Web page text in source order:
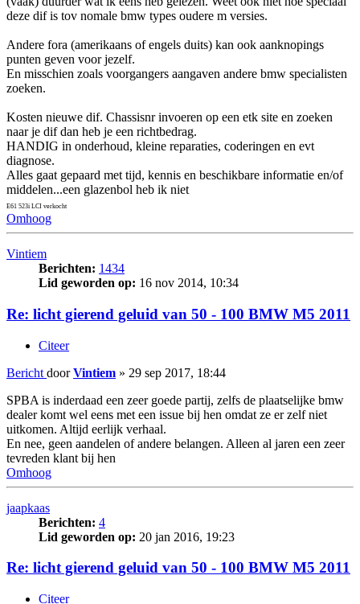
deze dif is tov nomale bmw types oudere m versies.
Andere fora (amerikaans of engels duits) kan ook aanknopings
punten geven voor jezelf.
En misschien zoals voorgangers aangaven andere bmw specialisten
zoeken.
Kosten nieuwe dif. Chassisnr invoeren op een etk site en zoeken
naar je dif dan heb je een richtbedrag.
HANDIG in onderhoud, kleine reparaties, coderingen en evt
diagnose.
Alles gaat gepaard met tijd, kennis en beschikbare informatie en/of
middelen...een glazenbol heb ik niet
E61 523i LCI verkocht
Omhoog
Vintiem
Berichten: 1434
Lid geworden op: 16 nov 2014, 10:34
Re: licht gierend geluid van 50 - 100 BMW M5 2011
Citeer
Bericht doorVintiem » 29 sep 2017, 18:44
SPBA is inderdaad een zeer goede partij, zelfs de plaatselijke bmw
dealer komt wel eens met een issue bij hen omdat ze er zelf niet
uitkomen. Altijd eerlijk verhaal.
En nee, geen aandelen of andere belangen. Alleen al jaren een zeer
tevreden klant bij hen
Omhoog
jaapkaas
Berichten: 4
Lid geworden op: 20 jan 2016, 19:23
Re: licht gierend geluid van 50 - 100 BMW M5 2011
Citeer